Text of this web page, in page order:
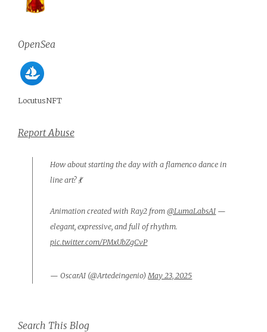
OpenSea
LocutusNFT
Report Abuse
How about starting the day with a flamenco dance in
line art? 💃
Animation created with Ray2 from@LumaLabsAI —
elegant, expressive, and full of rhythm.
pic.twitter.com/PMxUbZgCvP
— OscarAI (@Artedeingenio) May 23, 2025
Search This Blog